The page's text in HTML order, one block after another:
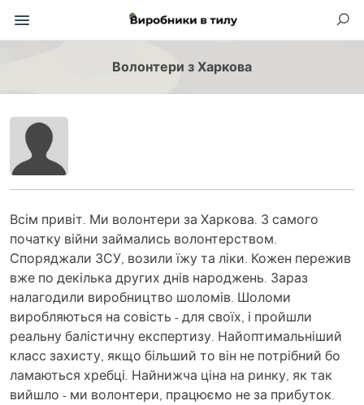
Волонтери з Харкова
Всім привіт. Ми волонтери за Харкова. З самого
початку війни займались волонтерством.
Споряджали ЗСУ, возили їжу та ліки. Кожен пережив
вже по декілька других днів народжень. Зараз
налагодили виробництво шоломів. Шоломи
виробляються на совість - для своїх, і пройшли
реальну балістичну експертизу. Найоптимальніший
класс захисту, якщо більший то він не потрібний бо
ламаються хребці. Найнижча ціна на ринку, як так
вийшло - ми волонтери, працюємо не за прибуток.